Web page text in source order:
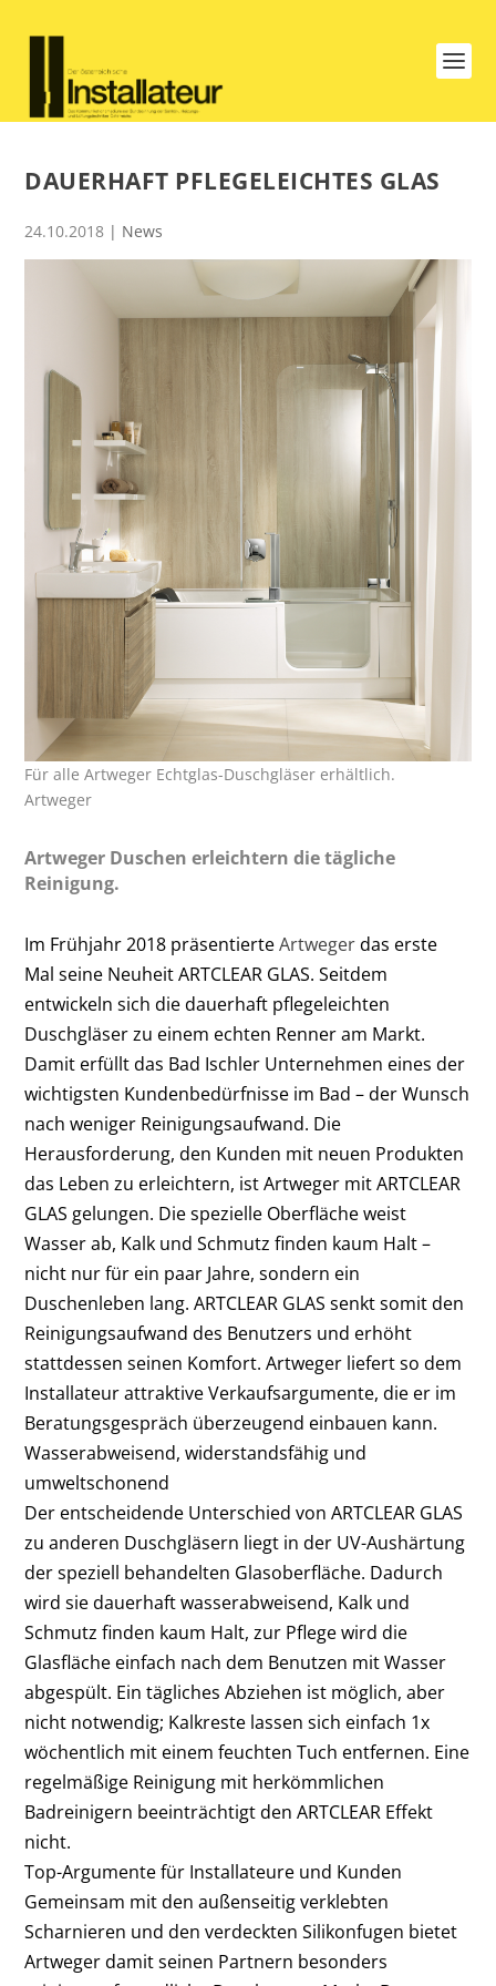
DAUERHAFT PFLEGELEICHTES GLAS
24.10.2018 | News
Für alle Artweger Echtglas-Duschgläser erhältlich.
Artweger
Artweger Duschen erleichtern die tägliche
Reinigung.
Im Frühjahr 2018 präsentierteArtwegerdas erste
Mal seine Neuheit ARTCLEAR GLAS. Seitdem
entwickeln sich die dauerhaft pflegeleichten
Duschgläser zu einem echten Renner am Markt.
Damit erfüllt das Bad Ischler Unternehmen eines der
wichtigsten Kundenbedürfnisse im Bad – der Wunsch
nach weniger Reinigungsaufwand. Die
Herausforderung, den Kunden mit neuen Produkten
das Leben zu erleichtern, istArtweger mit ARTCLEAR
GLAS gelungen. Die spezielle Oberfläche weist
Wasser ab, Kalk und Schmutz finden kaum Halt –
nicht nur für ein paar Jahre, sondern ein
Duschenleben lang. ARTCLEAR GLAS senkt somit den
Reinigungsaufwand des Benutzers und erhöht
stattdessen seinen Komfort. Artweger liefert so dem
Installateur attraktive Verkaufsargumente, die er im
Beratungsgespräch überzeugend einbauen kann.
Wasserabweisend, widerstandsfähig und
umweltschonend
Der entscheidende Unterschied von ARTCLEAR GLAS
zu anderen Duschgläsern liegt in der UV-Aushärtung
der speziell behandelten Glasoberfläche. Dadurch
wird sie dauerhaft wasserabweisend, Kalk und
Schmutz finden kaum Halt, zur Pflege wird die
Glasfläche einfach nach dem Benutzen mit Wasser
abgespült. Ein tägliches Abziehen ist möglich, aber
nicht notwendig; Kalkreste lassen sich einfach 1x
wöchentlich mit einem feuchten Tuch entfernen. Eine
regelmäßige Reinigung mit herkömmlichen
Badreinigern beeinträchtigt den ARTCLEAR Effekt
nicht.
Top-Argumente für Installateure und Kunden
Gemeinsam mit den außenseitig verklebten
Scharnieren und den verdeckten Silikonfugen bietet
Artweger damit seinen Partnern besonders